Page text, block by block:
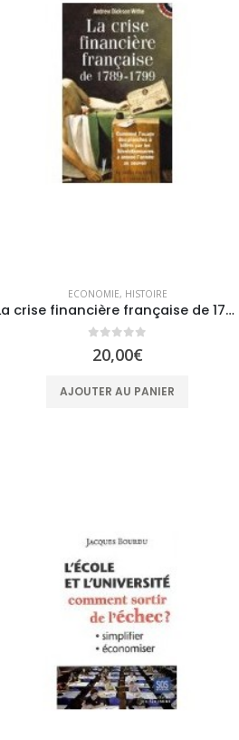
ECONOMIE, HISTOIRE
La crise financière française de 1789-1799
20,00€
AJOUTER AU PANIER